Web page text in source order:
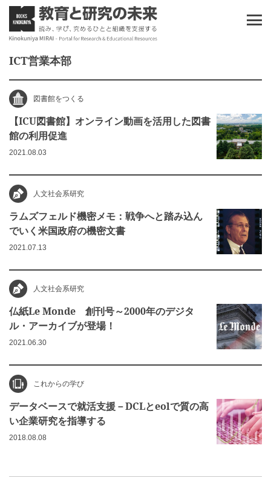
ICT営業本部
図書館をつくる
【ICU図書館】オンライン動画を活用した図書
館の利用促進
2021.08.03
人文社会系研究
ラムズフェルド機密メモ：戦争へと踏み込ん
でいく米国政府の機密文書
2021.07.13
人文社会系研究
仏紙Le Monde 創刊号～2000年のデジタ
ル・アーカイブが登場！
2021.06.30
これからの学び
データベースで就活支援－DCLとeolで質の高
い企業研究を指導する
2018.08.08